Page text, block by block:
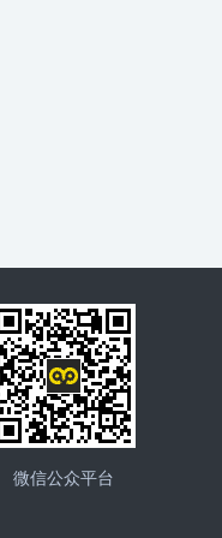
微信公众平台